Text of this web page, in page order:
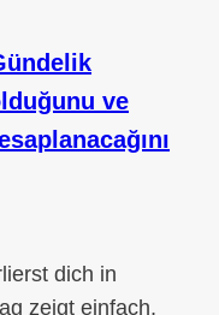
ve
dich in
zeigt einfach,